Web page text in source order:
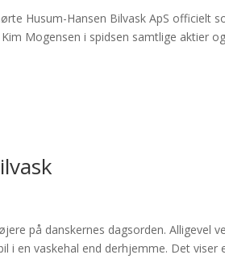
Husum-Hansen Bilvask ApS officielt
Mogensen i spidsen samtlige aktier
på danskernes dagsorden. Alligevel
i en vaskehal end derhjemme. Det viser